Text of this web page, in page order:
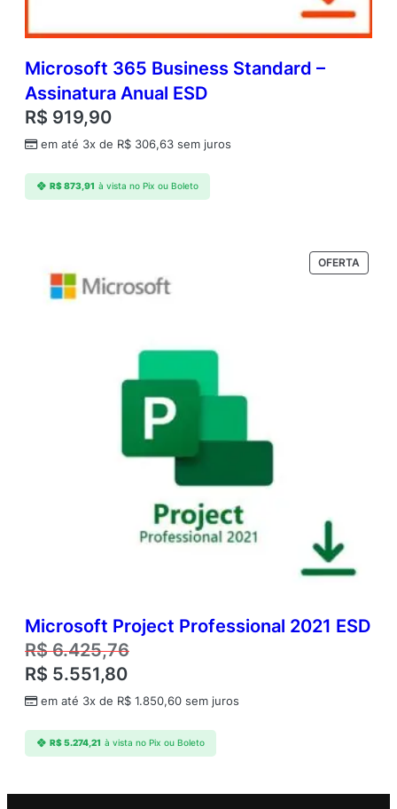
Microsoft 365 Business Standard –
Assinatura Anual ESD
R$ 919,90
em até 3x de R$ 306,63 sem juros
R$873,91 à vista no Pix ou Boleto
OFERTA
EM
Microsoft Project Professional 2021 ESD
R$6.425,76
R$ 5.551,80
em até 3x de R$ 1.850,60 sem juros
R$5.274,21 à vista no Pix ou Boleto